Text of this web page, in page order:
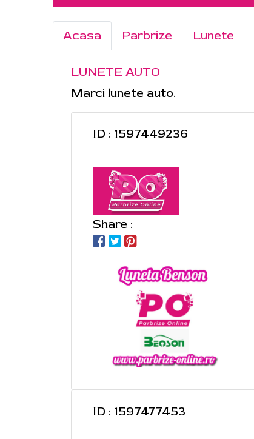
Acasa Parbrize Lunete
LUNETE AUTO
Marci lunete auto.
ID : 1597449236
Share :
ID : 1597477453